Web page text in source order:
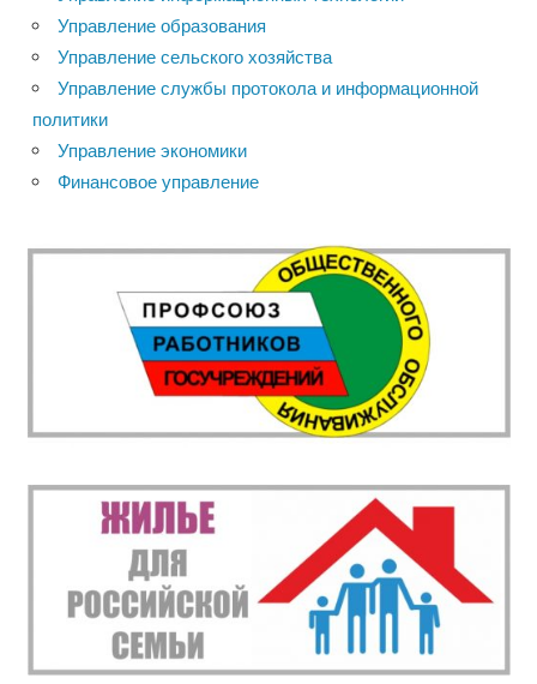
Управление образования
Управление сельского хозяйства
Управление службы протокола и информационной
политики
Управление экономики
Финансовое управление